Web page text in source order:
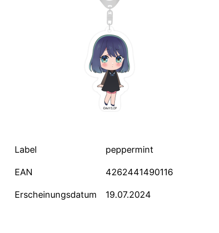
Label peppermint
EAN 4262441490116
Erscheinungsdatum 19.07.2024